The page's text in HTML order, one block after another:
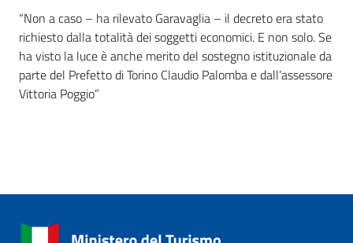
“Non a caso – ha rilevato Garavaglia – il decreto era stato
richiesto dalla totalità dei soggetti economici. E non solo. Se
ha visto la luce è anche merito del sostegno istituzionale da
parte del Prefetto di Torino Claudio Palomba e dall’assessore
Vittoria Poggio”